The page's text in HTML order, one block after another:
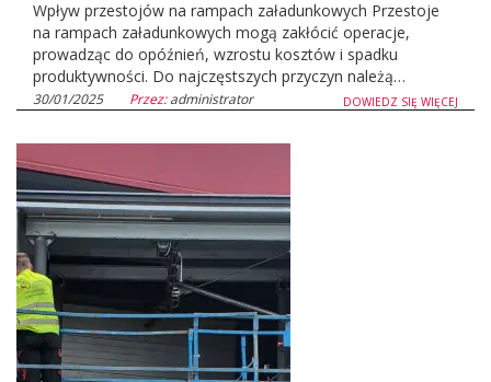
Wpływ przestojów na rampach załadunkowych Przestoje
na rampach załadunkowych mogą zakłócić operacje,
prowadząc do opóźnień, wzrostu kosztów i spadku
produktywności. Do najczęstszych przyczyn należą…
DOWIEDZ SIĘ WIĘCEJ
30/01/2025 Przez:administrator